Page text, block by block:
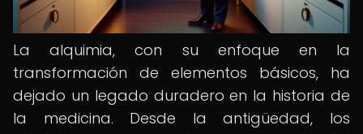
La alquimia, con su enfoque en la
transformación de elementos básicos, ha
dejado un legado duradero en la historia de
la medicina. Desde la antigüedad, los